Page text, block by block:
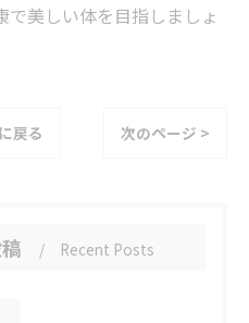
美しい体を目指しましょ
戻る 次のページ >
Recent Posts